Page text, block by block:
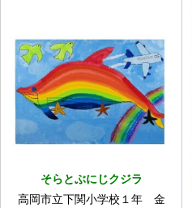
そらとぶにじクジラ
高岡市立下関小学校１年 金